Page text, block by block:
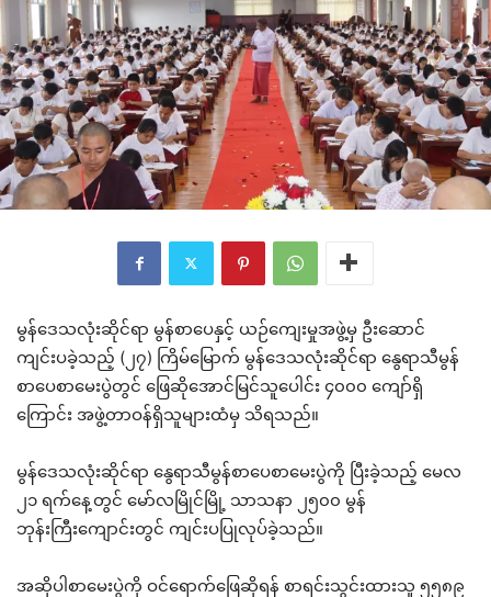
မွန်ဒေသလုံးဆိုင်ရာ မွန်စာပေနှင့် ယဉ်ကျေးမှုအဖွဲ့မှ ဦးဆောင်
ကျင်းပခဲ့သည့် (၂၇) ကြိမ်မြောက် မွန်ဒေသလုံးဆိုင်ရာ နွေရာသီမွန်
စာပေစာမေးပွဲတွင် ဖြေဆိုအောင်မြင်သူပေါင်း ၄၀၀၀ ကျော်ရှိ
ကြောင်း အဖွဲ့တာဝန်ရှိသူများထံမှ သိရသည်။
မွန်ဒေသလုံးဆိုင်ရာ နွေရာသီမွန်စာပေစာမေးပွဲကို ပြီးခဲ့သည့် မေလ
၂၁ ရက်နေ့တွင် မော်လမြိုင်မြို့ သာသနာ ၂၅၀၀ မွန်
ဘုန်းကြီးကျောင်းတွင် ကျင်းပပြုလုပ်ခဲ့သည်။
အဆိုပါစာမေးပွဲကို ဝင်ရောက်ဖြေဆိုရန် စာရင်းသွင်းထားသူ ၅၅၈၉